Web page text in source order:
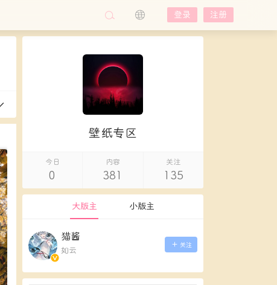
登录 注册
壁纸专区
今日
0
内容
381
关注
135
大版主 小版主
猫酱
如云
关注